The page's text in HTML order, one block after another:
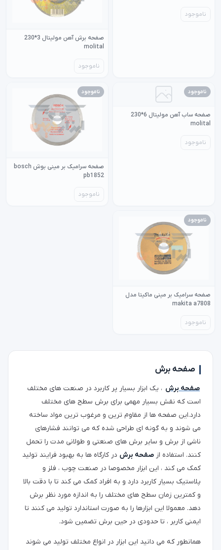
ناموجود
صفحه برش آهن مولیتال 3*230
molital
ناموجود
ناموجود
صفحه ساب آهن مولیتال 6*230
molital
ناموجود
ناموجود
صفحه سرامیک بر مینی بوش bosch
pb1852
ناموجود
ناموجود
صفحه سرامیک بر مینی ماکیتا مدل
makita a7808
ناموجود
صفحه برش
صفحه برش ، یک ابزار بسیار پر کاربرد در صنعت های مختلف
است که نقش بسیار مهمی برای برش سطح های مختلف
دارد.این صفحه ها از مقاوم ترین و مرغوب ترین مواد ساخته
می شوند و به گونه ای طراحی شده که می توانند فشارهای
ناشی از برش و سایر برش های صنعتی و طولانی مدت را تحمل
کنند. استفاده از صفحه برش در کارگاه ها به بهبود فرایند تولید
کمک می کند ، این ابزار مخصوصا در صنعت چوب ، فلز و
پلاستیک بسیار کاربرد دارد و به افراد کمک می کند تا با دقت بالا
و کمترین زمان سطح های مختلف را به اندازه مورد نظر برش
دهد. معمولا این ابزارها را به صورت استاندارد تولید می کنند تا
ایمنی کاربر ، تا حدودی در حین برش تضمین شود.
همانطور که می دانید این ابزار در انواع مختلف تولید می شوند